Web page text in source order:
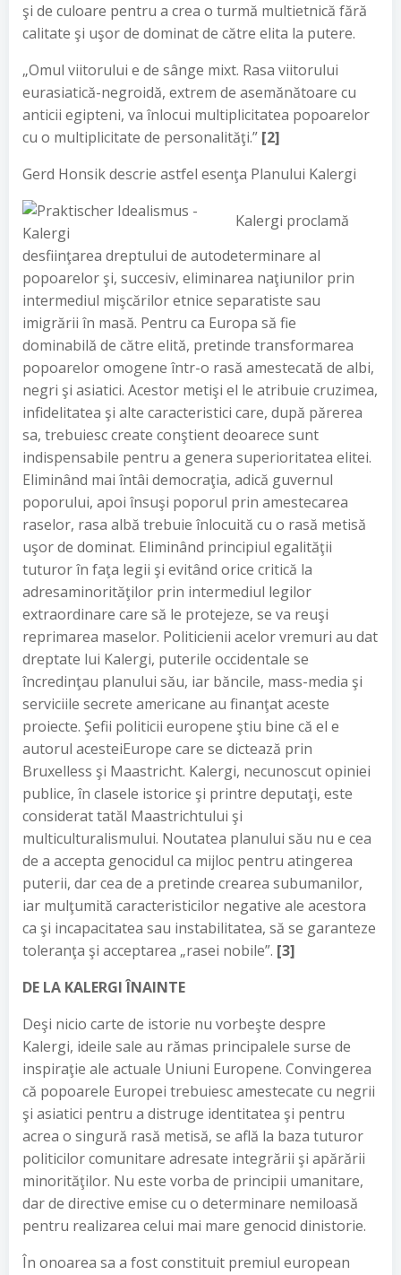
şi de culoare pentru a crea o turmă multietnică fără
calitate şi uşor de dominat de către elita la putere.
„Omul viitorului e de sânge mixt. Rasa viitorului
eurasiatică-negroidă, extrem de asemănătoare cu
anticii egipteni, va înlocui multiplicitatea popoarelor
cu o multiplicitate de personalităţi.” [2]
Gerd Honsik descrie astfel esenţa Planului Kalergi
Kalergi proclamă
desfiinţarea dreptului de autodeterminare al
popoarelor şi, succesiv, eliminarea naţiunilor prin
intermediul mişcărilor etnice separatiste sau
imigrării în masă. Pentru ca Europa să fie
dominabilă de către elită, pretinde transformarea
popoarelor omogene într-o rasă amestecată de albi,
negri şi asiatici. Acestor metişi el le atribuie cruzimea,
infidelitatea şi alte caracteristici care, după părerea
sa, trebuiesc create conştient deoarece sunt
indispensabile pentru a genera superioritatea elitei.
Eliminând mai întâi democraţia, adică guvernul
poporului, apoi însuşi poporul prin amestecarea
raselor, rasa albă trebuie înlocuită cu o rasă metisă
uşor de dominat. Eliminând principiul egalităţii
tuturor în faţa legii şi evitând orice critică la
adresaminorităţilor prin intermediul legilor
extraordinare care să le protejeze, se va reuşi
reprimarea maselor. Politicienii acelor vremuri au dat
dreptate lui Kalergi, puterile occidentale se
încredinţau planului său, iar băncile, mass-media şi
serviciile secrete americane au finanţat aceste
proiecte. Şefii politicii europene ştiu bine că el e
autorul acesteiEurope care se dictează prin
Bruxelless şi Maastricht. Kalergi, necunoscut opiniei
publice, în clasele istorice şi printre deputaţi, este
considerat tatăl Maastrichtului şi
multiculturalismului. Noutatea planului său nu e cea
de a accepta genocidul ca mijloc pentru atingerea
puterii, dar cea de a pretinde crearea subumanilor,
iar mulţumită caracteristicilor negative ale acestora
ca şi incapacitatea sau instabilitatea, să se garanteze
toleranţa şi acceptarea „rasei nobile”. [3]
DE LA KALERGI ÎNAINTE
Deşi nicio carte de istorie nu vorbeşte despre
Kalergi, ideile sale au rămas principalele surse de
inspiraţie ale actuale Uniuni Europene. Convingerea
că popoarele Europei trebuiesc amestecate cu negrii
şi asiatici pentru a distruge identitatea şi pentru
acrea o singură rasă metisă, se află la baza tuturor
politicilor comunitare adresate integrării şi apărării
minorităţilor. Nu este vorba de principii umanitare,
dar de directive emise cu o determinare nemiloasă
pentru realizarea celui mai mare genocid dinistorie.
În onoarea sa a fost constituit premiul european